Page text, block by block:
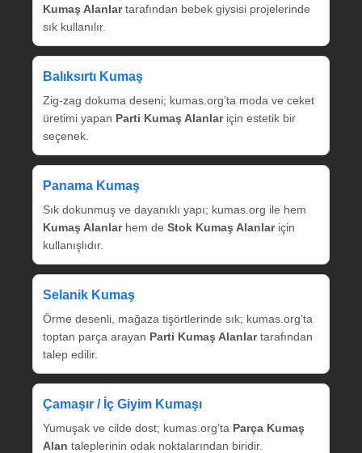
Kumaş Alanlartarafından bebek giysisi projelerinde
sık kullanılır.
Balıksırtı Kumaş
Zig‑zag dokuma deseni; kumas.org’ta moda ve ceket
üretimi yapan Parti Kumaş Alanlariçin estetik bir
seçenek.
Panama Kumaş
Sık dokunmuş ve dayanıklı yapı; kumas.org ile hem
Kumaş Alanlarhem de Stok Kumaş Alanlariçin
kullanışlıdır.
Selanik Kumaş
Örme desenli, mağaza tişörtlerinde sık; kumas.org’ta
toptan parça arayan Parti Kumaş Alanlartarafından
talep edilir.
Çamaşır / İç Giyim Kumaşı
Yumuşak ve cilde dost; kumas.org’ta Parça Kumaş
Alan taleplerinin odak noktalarından biridir.